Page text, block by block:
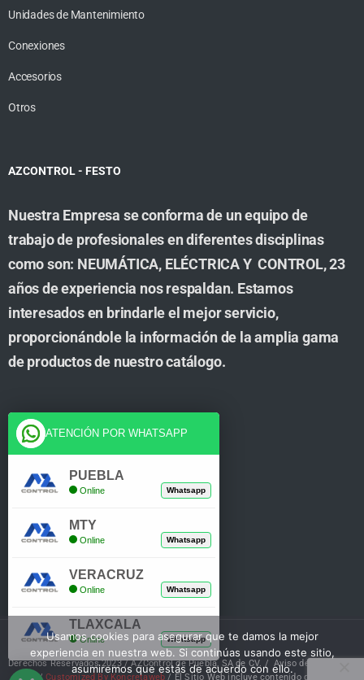
Unidades de Mantenimiento
Conexiones
Accesorios
Otros
AZCONTROL - FESTO
Nuestra Empresa se conforma de un equipo de
trabajo de profesionales en diferentes disciplinas
como son: NEUMÁTICA, ELÉCTRICA Y CONTROL, 23
años de experiencia nos respaldan. Estamos
interesados en brindarle el mejor servicio,
proporcionándole la información de la amplia gama
de productos de nuestro catálogo.
Cuenta
Tienda
Mi Cuenta
Derechos Reservados 2023 / AZControl de Puebla, SA de CV. /Aviso de Privacidad
/Customized By Koncretaweb / El Sitio Web incluye contenido de IA
Usamos cookies para asegurar que te damos la mejor
experiencia en nuestra web. Si continúas usando este sitio,
asumiremos que estás de acuerdo con ello.
ATENCIÓN POR WHATSAPP
PUEBLA
Online Whatsapp
MTY
Online Whatsapp
VERACRUZ
Online Whatsapp
TLAXCALA
Online Whatsapp